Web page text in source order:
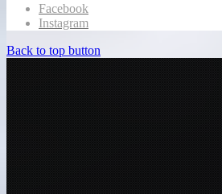
Facebook
Instagram
Back to top button